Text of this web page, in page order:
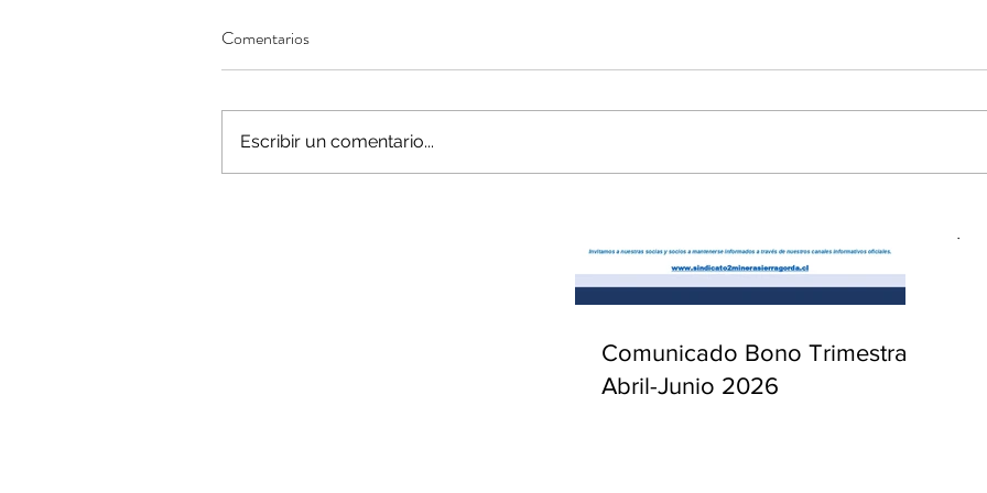
menor producción mientras
Comunicado Bono Trimestral
Abril-Junio 2026
Comentarios
Escribir un comentario...